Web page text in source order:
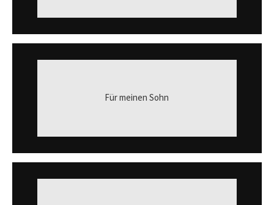
Für meinen Sohn